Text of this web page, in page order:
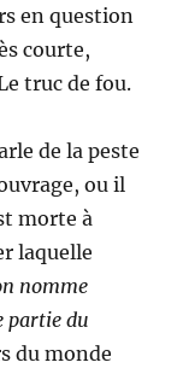
en question
courte,
truc de fou.
de la peste
ou il
morte à
laquelle
nomme
partie du
du monde